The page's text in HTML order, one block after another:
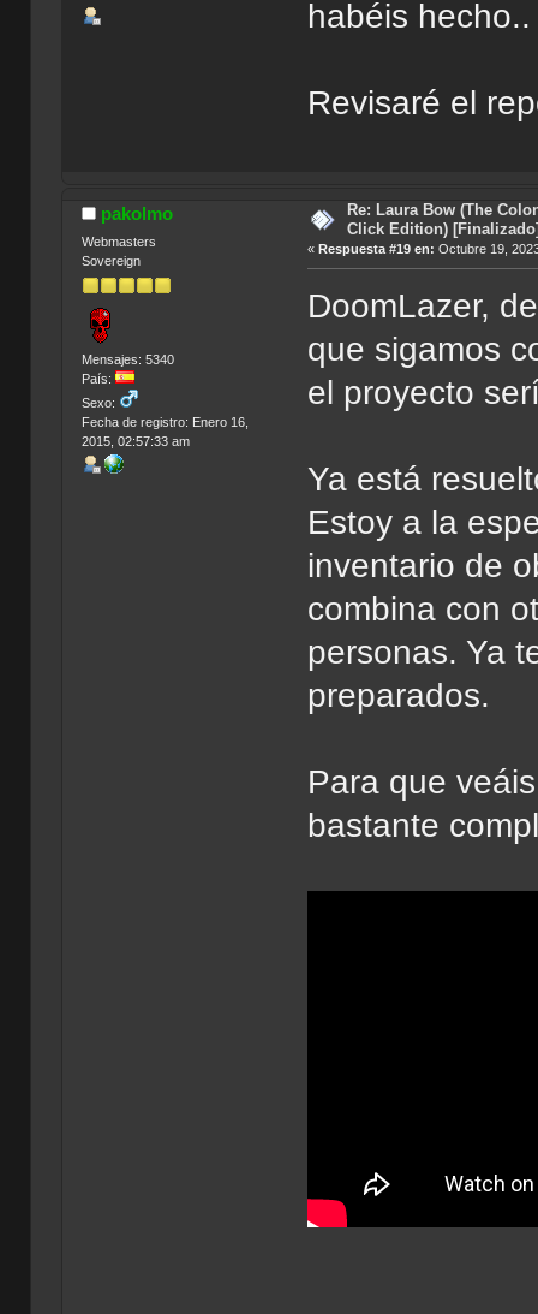
habéis
Revisaré el
pakolmo
Webmasters
Sovereign
Mensajes: 5340
País:
Sexo:
Fecha de registro: Enero 16,
2015, 02:57:33 am
Re: Laura Bow (The
Click Edition)
« Respuesta #19 en: Octubre 19,
DoomLazer,
que sigamos
el proyecto
Ya está
Estoy a la
inventario de
combina con
personas. Ya
preparados.
Para que
bastante